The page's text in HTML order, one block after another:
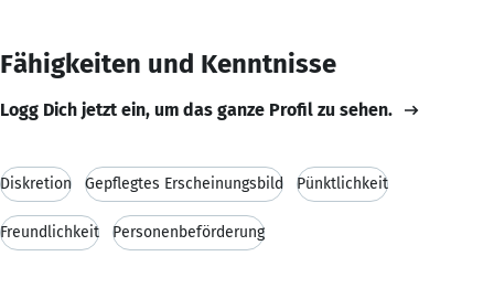
Fähigkeiten und Kenntnisse
Logg Dich jetzt ein, um das ganze Profil zu sehen.
Diskretion Gepflegtes Erscheinungsbild Pünktlichkeit
Freundlichkeit Personenbeförderung